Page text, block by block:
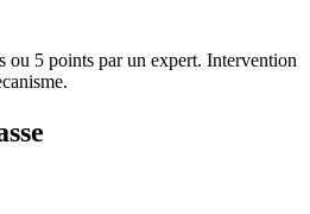
ou 5 points par un expert. Intervention